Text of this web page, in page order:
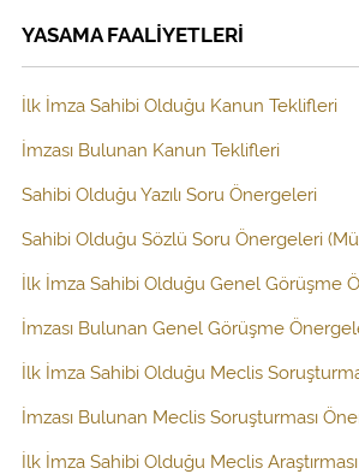
YASAMA FAALİYETLERİ
İlk İmza Sahibi Olduğu Kanun Teklifleri
İmzası Bulunan Kanun Teklifleri
Sahibi Olduğu Yazılı Soru Önergeleri
Sahibi Olduğu Sözlü Soru Önergeleri
İlk İmza Sahibi Olduğu Genel Görüşme
İmzası Bulunan Genel Görüşme
İlk İmza Sahibi Olduğu Meclis
İmzası Bulunan Meclis Soruşturması
İlk İmza Sahibi Olduğu Meclis